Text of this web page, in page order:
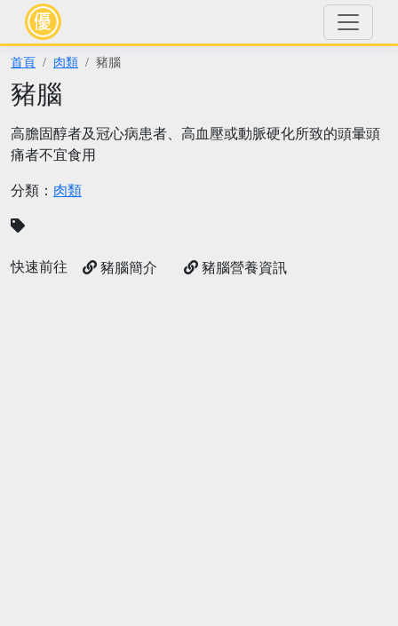
首頁 肉類 豬腦
豬腦
高膽固醇者及冠心病患者、高血壓或動脈硬化所致的頭暈頭
痛者不宜食用
分類： 肉類
快速前往 豬腦簡介 豬腦營養資訊